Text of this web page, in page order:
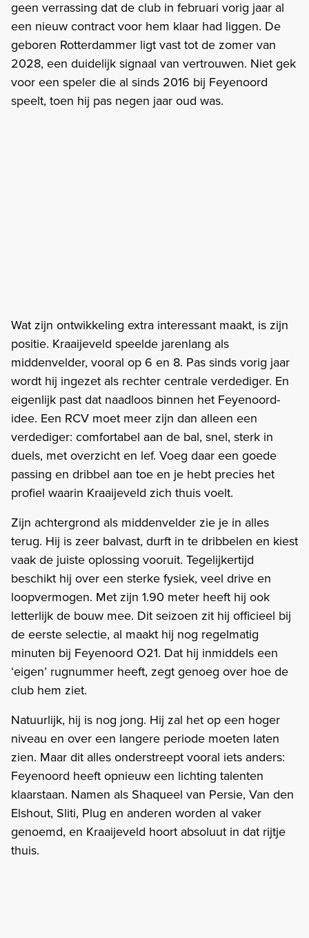
geen verrassing dat de club in februari vorig jaar al
een nieuw contract voor hem klaar had liggen. De
geboren Rotterdammer ligt vast tot de zomer van
2028, een duidelijk signaal van vertrouwen. Niet gek
voor een speler die al sinds 2016 bij Feyenoord
speelt, toen hij pas negen jaar oud was.
Wat zijn ontwikkeling extra interessant maakt, is zijn
positie. Kraaijeveld speelde jarenlang als
middenvelder, vooral op 6 en 8. Pas sinds vorig jaar
wordt hij ingezet als rechter centrale verdediger. En
eigenlijk past dat naadloos binnen het Feyenoord-
idee. Een RCV moet meer zijn dan alleen een
verdediger: comfortabel aan de bal, snel, sterk in
duels, met overzicht en lef. Voeg daar een goede
passing en dribbel aan toe en je hebt precies het
profiel waarin Kraaijeveld zich thuis voelt.
Zijn achtergrond als middenvelder zie je in alles
terug. Hij is zeer balvast, durft in te dribbelen en kiest
vaak de juiste oplossing vooruit. Tegelijkertijd
beschikt hij over een sterke fysiek, veel drive en
loopvermogen. Met zijn 1.90 meter heeft hij ook
letterlijk de bouw mee. Dit seizoen zit hij officieel bij
de eerste selectie, al maakt hij nog regelmatig
minuten bij Feyenoord O21. Dat hij inmiddels een
‘eigen’ rugnummer heeft, zegt genoeg over hoe de
club hem ziet.
Natuurlijk, hij is nog jong. Hij zal het op een hoger
niveau en over een langere periode moeten laten
zien. Maar dit alles onderstreept vooral iets anders:
Feyenoord heeft opnieuw een lichting talenten
klaarstaan. Namen als Shaqueel van Persie, Van den
Elshout, Sliti, Plug en anderen worden al vaker
genoemd, en Kraaijeveld hoort absoluut in dat rijtje
thuis.